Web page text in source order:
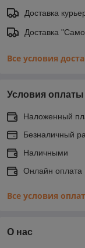
Доставка
Доставка
Все условия
Условия оплаты
Наложенный
Безналичный
Наличными
Онлайн оплата
Все условия
О нас